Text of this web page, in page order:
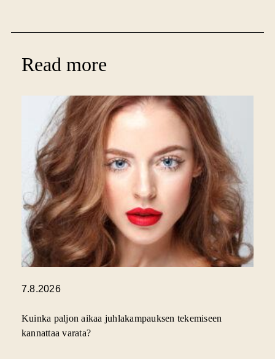
Read more
7.8.2026
Kuinka paljon aikaa juhlakampauksen tekemiseen
kannattaa varata?